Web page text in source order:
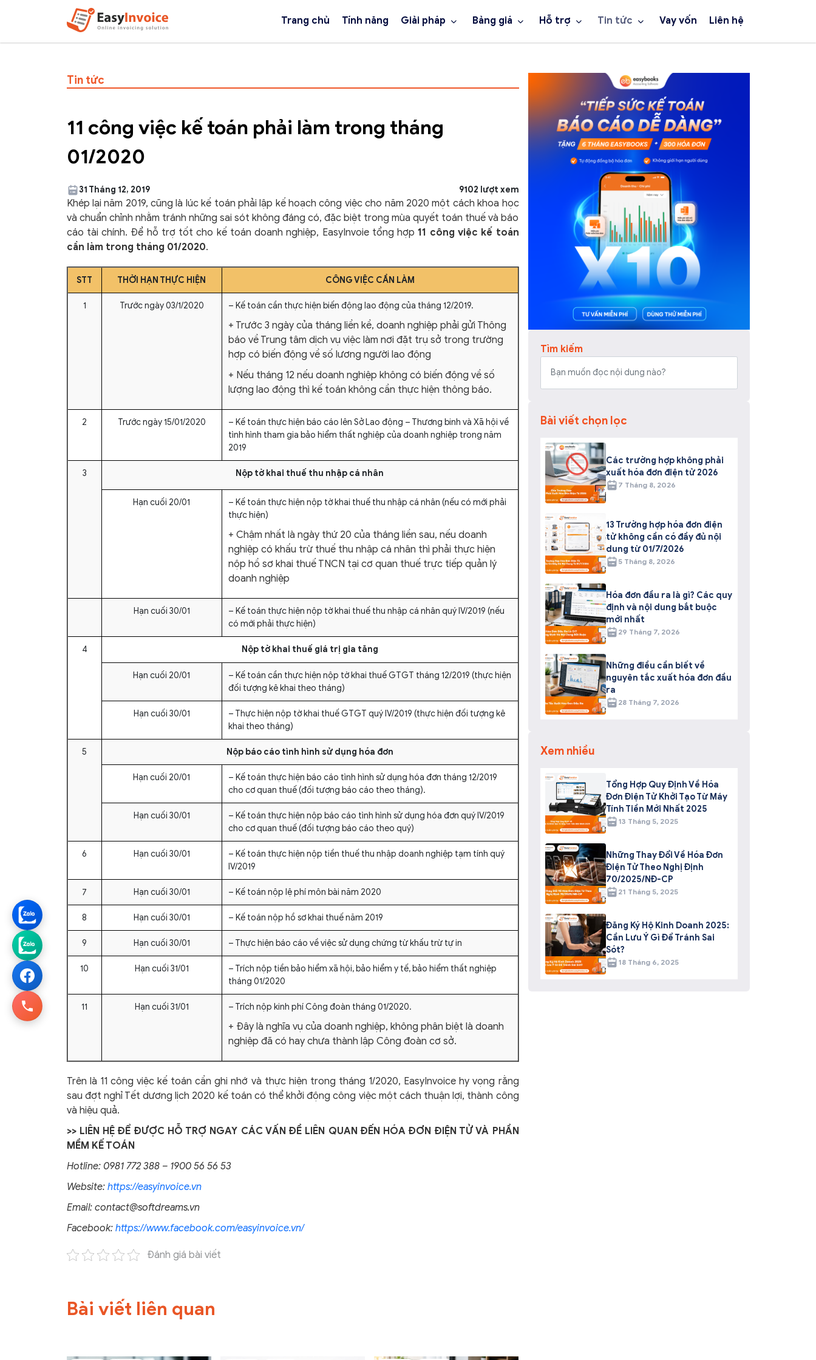
Trang chủ Tính năng Giải pháp Bảng giá Hỗ trợ Tin tức Vay vốn Liên hệ
Tin tức
11 công việc kế toán phải làm trong tháng
01/2020
31 Tháng 12, 2019 9102 lượt xem
Khép lại năm 2019, cũng là lúc kế toán phải lập kế hoạch công việc cho năm 2020 một cách khoa học
và chuẩn chỉnh nhằm tránh những sai sót không đáng có, đặc biệt trong mùa quyết toán thuế và báo
cáo tài chính. Để hỗ trợ tốt cho kế toán doanh nghiệp, EasyInvoie tổng hợp11 công việc kế toán
cần làm trong tháng 01/2020.
STT THỜI HẠN THỰC HIỆN CÔNG VIỆC CẦN LÀM
1 Trước ngày 03/1/2020 – Kế toán cần thực hiện biến động lao động của tháng 12/2019.
+ Trước 3 ngày của tháng liền kề, doanh nghiệp phải gửi Thông
báo về Trung tâm dịch vụ việc làm nơi đặt trụ sở trong trường
hợp có biến động về số lương người lao động
+ Nếu tháng 12 nếu doanh nghiệp không có biến động về số
lượng lao động thì kế toán không cần thực hiện thông báo.
2 Trước ngày 15/01/2020
– Kế toán thực hiện báo cáo lên Sở Lao động – Thương binh và Xã hội về
tình hình tham gia bảo hiểm thất nghiệp của doanh nghiệp trong năm
2019
3 Nộp tờ khai thuế thu nhập cá nhân
Hạn cuối 20/01
– Kế toán thực hiện nộp tờ khai thuế thu nhập cá nhân (nếu có mới phải
thực hiện)
+ Chậm nhất là ngày thứ 20 của tháng liền sau, nếu doanh
nghiệp có khấu trừ thuế thu nhập cá nhân thì phải thực hiện
nộp hồ sơ khai thuế TNCN tại cơ quan thuế trực tiếp quản lý
doanh nghiệp
Hạn cuối 30/01
– Kế toán thực hiện nộp tờ khai thuế thu nhập cá nhân quý IV/2019 (nếu
có mới phải thực hiện)
4 Nộp tờ khai thuế giá trị gia tăng
Hạn cuối 20/01
– Kế toán cần thực hiện nộp tờ khai thuế GTGT tháng 12/2019 (thực hiện
đối tượng kê khai theo tháng)
Hạn cuối 30/01
– Thực hiện nộp tờ khai thuế GTGT quý IV/2019 (thực hiện đối tượng kê
khai theo tháng)
5 Nộp báo cáo tình hình sử dụng hóa đơn
Hạn cuối 20/01
– Kế toán thực hiện báo cáo tình hình sử dụng hóa đơn tháng 12/2019
cho cơ quan thuế (đối tượng báo cáo theo tháng).
Hạn cuối 30/01
– Kế toán thực hiện nộp báo cáo tình hình sử dụng hóa đơn quý IV/2019
cho cơ quan thuế (đối tượng báo cáo theo quý)
6 Hạn cuối 30/01
– Kế toán thực hiện nộp tiền thuế thu nhập doanh nghiệp tạm tính quý
IV/2019
7 Hạn cuối 30/01 – Kế toán nộp lệ phí môn bài năm 2020
8 Hạn cuối 30/01 – Kế toán nộp hồ sơ khai thuế năm 2019
9 Hạn cuối 30/01 – Thực hiện báo cáo về việc sử dụng chứng từ khấu trừ tự in
10 Hạn cuối 31/01
– Trích nộp tiền bảo hiểm xã hội, bảo hiểm y tế, bảo hiểm thất nghiệp
tháng 01/2020
11 Hạn cuối 31/01 – Trích nộp kinh phí Công đoàn tháng 01/2020.
+ Đây là nghĩa vụ của doanh nghiệp, không phân biệt là doanh
nghiệp đã có hay chưa thành lập Công đoàn cơ sở.
Trên là 11 công việc kế toán cần ghi nhớ và thực hiện trong tháng 1/2020, EasyInvoice hy vọng rằng
sau đợt nghỉ Tết dương lịch 2020 kế toán có thể khởi động công việc một cách thuận lợi, thành công
và hiệu quả.
>> LIÊN HỆ ĐỂ ĐƯỢC HỖ TRỢ NGAY CÁC VẤN ĐỀ LIÊN QUAN ĐẾN HÓA ĐƠN ĐIỆN TỬ VÀ PHẦN
MỀM KẾ TOÁN
Hotline: 0981 772 388 – 1900 56 56 53
Website: https://easyinvoice.vn
Email: contact@softdreams.vn
Facebook: https://www.facebook.com/easyinvoice.vn/
Đánh giá bài viết
Bài viết liên quan
Tìm kiếm
Bài viết chọn lọc
Các trường hợp không phải
xuất hóa đơn điện tử 2026
7 Tháng 8, 2026
13 Trường hợp hóa đơn điện
tử không cần có đầy đủ nội
dung từ 01/7/2026
5 Tháng 8, 2026
Hóa đơn đầu ra là gì? Các quy
định và nội dung bắt buộc
mới nhất
29 Tháng 7, 2026
Những điều cần biết về
nguyên tắc xuất hóa đơn đầu
ra
28 Tháng 7, 2026
Xem nhiều
Tổng Hợp Quy Định Về Hóa
Đơn Điện Tử Khởi Tạo Từ Máy
Tính Tiền Mới Nhất 2025
13 Tháng 5, 2025
Những Thay Đổi Về Hóa Đơn
Điện Tử Theo Nghị Định
70/2025/NĐ-CP
21 Tháng 5, 2025
Đăng Ký Hộ Kinh Doanh 2025:
Cần Lưu Ý Gì Để Tránh Sai
Sót?
18 Tháng 6, 2025